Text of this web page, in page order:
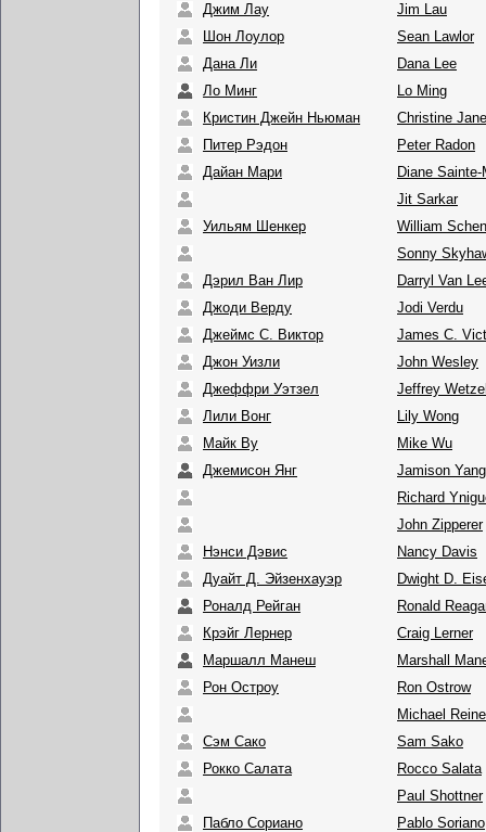
Джим Лау
Jim Lau
Шон Лоулор
Sean Lawlor
Дана Ли
Dana Lee
Ло Минг
Lo Ming
Кристин Джейн Ньюман
Christine
Питер Рэдон
Peter Radon
Дайан Мари
Diane Sainte-
Jit Sarkar
Уильям Шенкер
William
Sonny
Дэрил Ван Лир
Darryl Van
Джоди Верду
Jodi Verdu
Джеймс С. Виктор
James C.
Джон Уизли
John Wesley
Джеффри Уэтзел
Jeffrey
Лили Вонг
Lily Wong
Майк Ву
Mike Wu
Джемисон Янг
Jamison Yang
Richard
John Zipperer
Нэнси Дэвис
Nancy Davis
Дуайт Д. Эйзенхауэр
Dwight D.
Роналд Рейган
Ronald
Крэйг Лернер
Craig Lerner
Маршалл Манеш
Marshall
Рон Остроу
Ron Ostrow
Michael
Сэм Сако
Sam Sako
Рокко Салата
Rocco Salata
Paul Shottner
Пабло Сориано
Pablo Soriano